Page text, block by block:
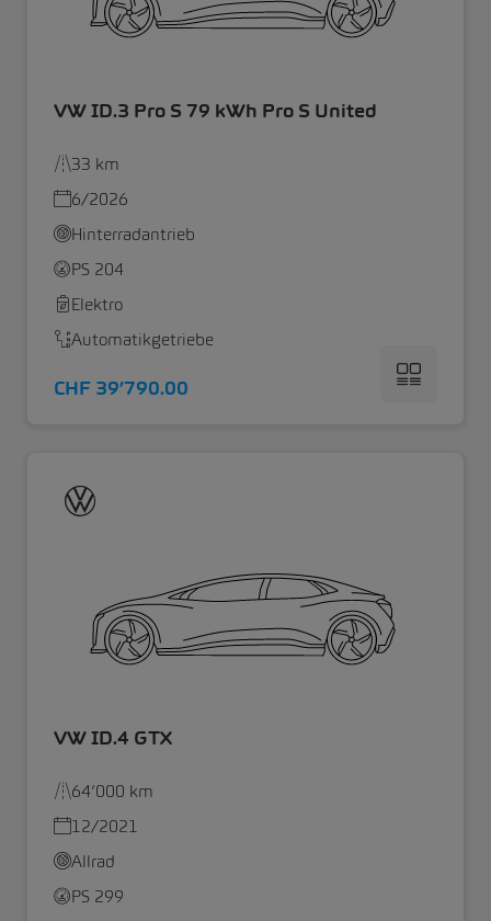
VW ID.3 Pro S 79 kWh Pro S United
33 km
6/2026
Hinterradantrieb
PS 204
Elektro
Automatikgetriebe
CHF 39’790.00
VW ID.4 GTX
64’000 km
12/2021
Allrad
PS 299